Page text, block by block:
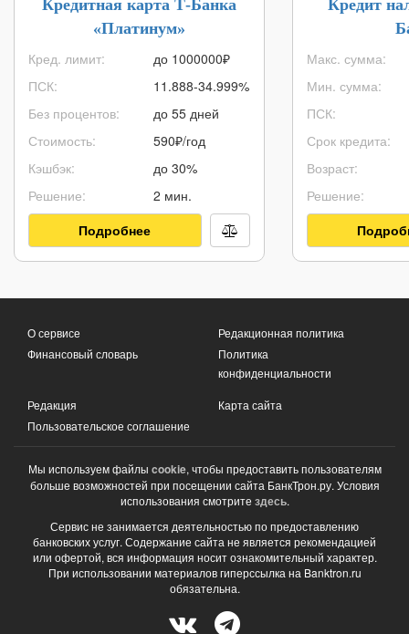
Кредитная карта Т-Банка
«Платинум»
Кред. лимит:
ПСК:
Без процентов:
Стоимость:
Кэшбэк:
Решение:
до 1000000₽
11.888-34.999%
до 55 дней
590₽/год
до 30%
2 мин.
Подробнее
Кредит
Макс. сумма:
Мин. сумма:
ПСК:
Срок кредита:
Возраст:
Решение:
О сервисе
Финансовый словарь
Редакционная политика
Политика
конфиденциальности
Редакция
Пользовательское соглашение
Карта сайта
Мы используем файлы cookie, чтобы предоставить пользователям
больше возможностей при посещении сайта БанкТрон.ру. Условия
использования смотрите здесь.
Сервис не занимается деятельностью по предоставлению
банковских услуг. Содержание сайта не является рекомендацией
или офертой, вся информация носит ознакомительный характер.
При использовании материалов гиперссылка на Banktron.ru
обязательна.